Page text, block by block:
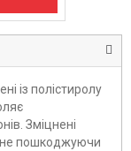
із полістиролу
Зміцнені
не пошкоджуючи